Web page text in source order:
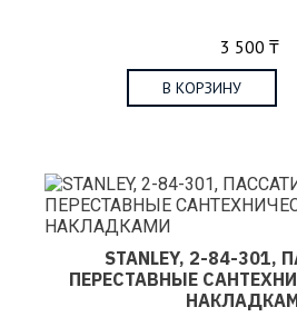
3 500 ₸
В КОРЗИНУ
STANLEY, 2-84-301,
ПЕРЕСТАВНЫЕ